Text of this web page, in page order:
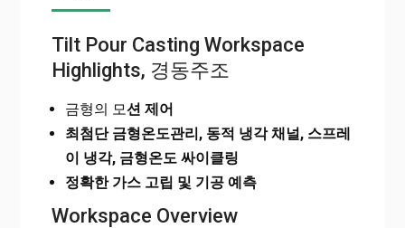
Tilt Pour Casting Workspace
Highlights, 경동주조
금형의 모션 제어
최첨단 금형온도관리, 동적 냉각 채널, 스프레
이 냉각, 금형온도 싸이클링
정확한 가스 고립 및 기공 예측
Workspace Overview